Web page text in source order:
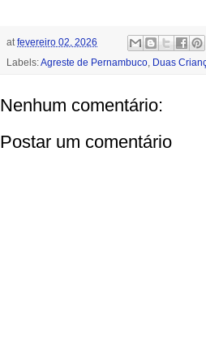
at fevereiro 02, 2026
Labels:Agreste de Pernambuco Duas
Nenhum comentário:
Postar um comentário